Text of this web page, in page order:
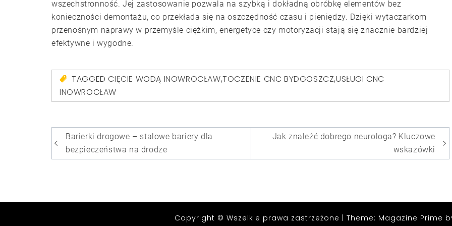
wszechstronność. Jej zastosowanie pozwala na szybką i dokładną obróbkę elementów bez
konieczności demontażu, co przekłada się na oszczędność czasu i pieniędzy. Dzięki wytaczarkom
przenośnym naprawy w przemyśle ciężkim, energetyce czy motoryzacji stają się znacznie bardziej
efektywne i wygodne.
TAGGEDCIĘCIE WODĄ INOWROCŁAW,TOCZENIE CNC BYDGOSZCZ,USŁUGI CNC
INOWROCŁAW
Nawigacja
wpisu
Barierki drogowe – stalowe bariery dla
bezpieczeństwa na drodze
Jak znaleźć dobrego neurologa? Kluczowe
wskazówki
Copyright © Wszelkie prawa zastrzeżone | Theme: Magazine Prime